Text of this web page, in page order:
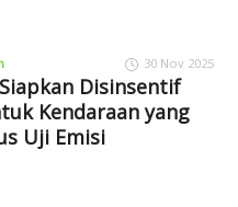
30 Nov 2025
Disinsentif
Kendaraan yang
Uji Emisi